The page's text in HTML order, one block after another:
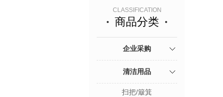
CLASSIFICATION
商品分类
企业采购
清洁用品
扫把/簸箕